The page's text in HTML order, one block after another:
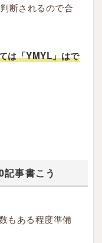
断されるので合
は「YMYL」はで
事書こう
もある程度準備